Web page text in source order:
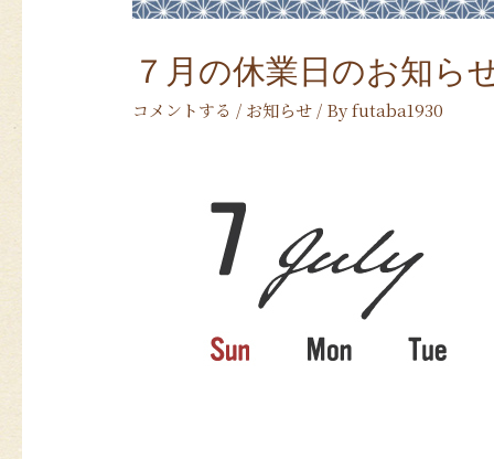
７月の休業日のお知ら
コメントする / お知らせ / Byfutaba1930